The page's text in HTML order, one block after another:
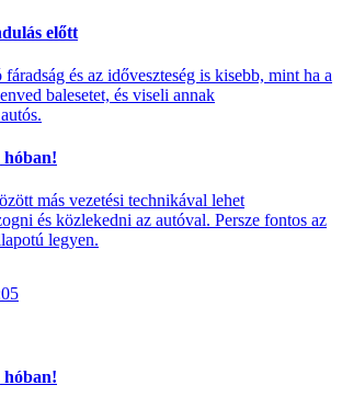
előtt
és az időveszteség is kisebb, mint ha a
balesetet, és viseli annak
hóban!
más vezetési technikával lehet
és közlekedni az autóval. Persze fontos az
legyen.
hóban!